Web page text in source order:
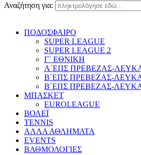
Αναζήτηση για:
ΠΟΔΟΣΦΑΙΡΟ
SUPER LEAGUE
SUPER LEAGUE 2
Γ΄ ΕΘΝΙΚΗ
Α΄ΕΠΣ ΠΡΕΒΕΖΑΣ-
Β΄ΕΠΣ ΠΡΕΒΕΖΑΣ-
Β΄ΕΠΣ ΠΡΕΒΕΖΑΣ-
ΜΠΑΣΚΕΤ
EUROLEAGUE
ΒΟΛΕΪ
TENNIS
ΑΛΛΑ ΑΘΛΗΜΑΤΑ
EVENTS
ΒΑΘΜΟΛΟΓΙΕΣ